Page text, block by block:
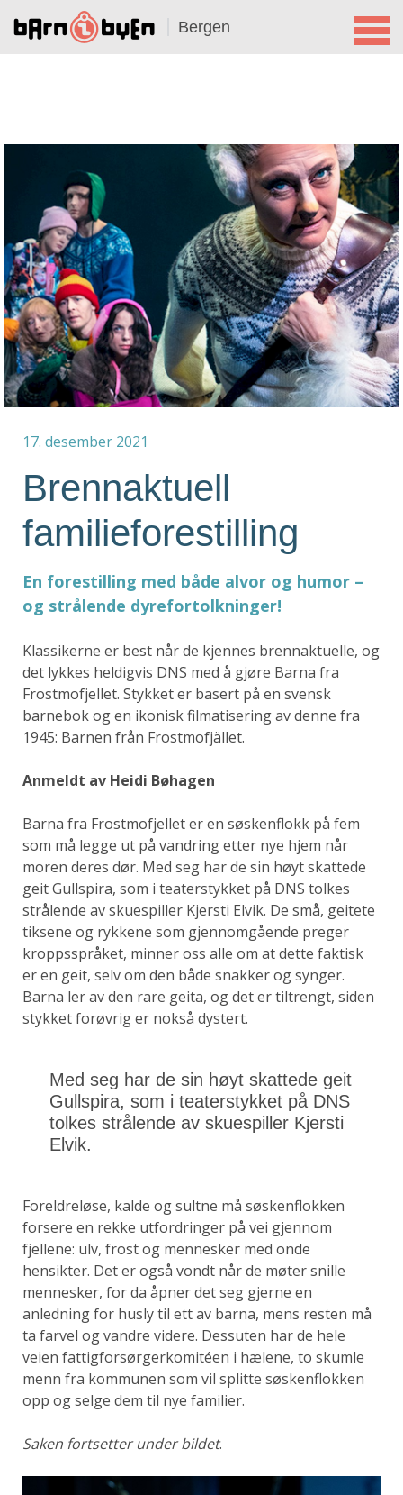
Bergen
17. desember 2021
Brennaktuell
familieforestilling
En forestilling med både alvor og humor –
og strålende dyrefortolkninger!
Klassikerne er best når de kjennes brennaktuelle, og
det lykkes heldigvis DNS med å gjøre Barna fra
Frostmofjellet. Stykket er basert på en svensk
barnebok og en ikonisk filmatisering av denne fra
1945: Barnen från Frostmofjället.
Anmeldt av Heidi Bøhagen
Barna fra Frostmofjellet er en søskenflokk på fem
som må legge ut på vandring etter nye hjem når
moren deres dør. Med seg har de sin høyt skattede
geit Gullspira, som i teaterstykket på DNS tolkes
strålende av skuespiller Kjersti Elvik. De små, geitete
tiksene og rykkene som gjennomgående preger
kroppsspråket, minner oss alle om at dette faktisk
er en geit, selv om den både snakker og synger.
Barna ler av den rare geita, og det er tiltrengt, siden
stykket forøvrig er nokså dystert.
Med seg har de sin høyt skattede geit
Gullspira, som i teaterstykket på DNS
tolkes strålende av skuespiller Kjersti
Elvik.
Foreldreløse, kalde og sultne må søskenflokken
forsere en rekke utfordringer på vei gjennom
fjellene: ulv, frost og mennesker med onde
hensikter. Det er også vondt når de møter snille
mennesker, for da åpner det seg gjerne en
anledning for husly til ett av barna, mens resten må
ta farvel og vandre videre. Dessuten har de hele
veien fattigforsørgerkomitéen i hælene, to skumle
menn fra kommunen som vil splitte søskenflokken
opp og selge dem til nye familier.
Saken fortsetter under bildet.